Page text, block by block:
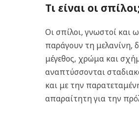
Τι είναι οι
Οι σπίλοι, γνωστοί και
παράγουν τη μελανίνη,
μέγεθος, χρώμα και
αναπτύσσονται
και με την
απαραίτητη για την